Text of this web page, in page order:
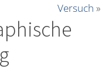
Versuch »